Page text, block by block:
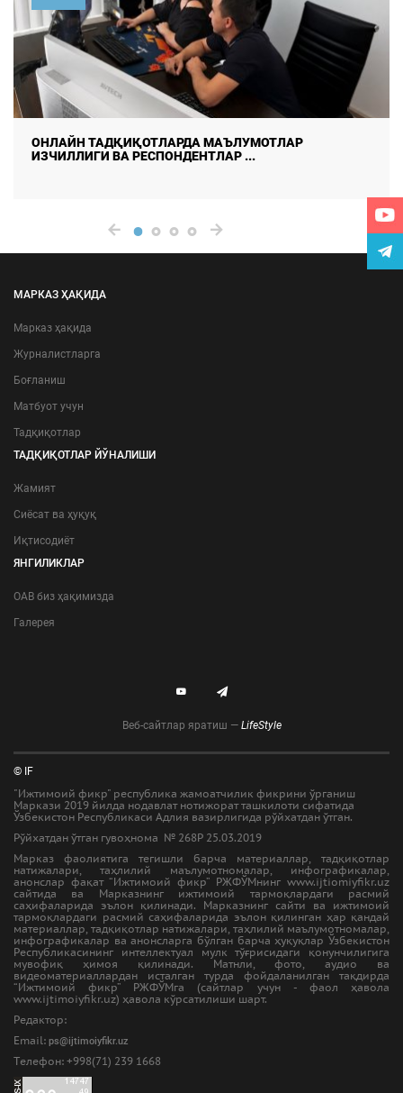
ДАЛА ТАДҚИҚОТЛАРИДА МАЪЛУМОТЛАР СИФАТИ ВА
ИШОНЧЛИЛИГИНИ ТАЪМ ...
МАРКАЗ ҲАҚИДА
Марказ ҳақида
Журналистларга
Боғланиш
Матбуот учун
Тадқиқотлар
ТАДҚИҚОТЛАР ЙЎНАЛИШИ
Жамият
Сиёсат ва ҳуқуқ
Иқтисодиёт
ЯНГИЛИКЛАР
ОАВ биз ҳақимизда
Галерея
Веб-сайтлар яратиш — LifeStyle
© IF
"Ижтимоий фикр" республика жамоатчилик фикрини ўрганиш
Маркази 2019 йилда нодавлат нотижорат ташкилоти сифатида
Ўзбекистон Республикаси Адлия вазирлигида рўйхатдан ўтган.
Рўйхатдан ўтган гувоҳнома № 268Р 25.03.2019
Марказ фаолиятига тегишли барча материаллар, тадқиқотлар
натижалари, таҳлилий маълумотномалар, инфографикалар,
анонслар фақат “Ижтимоий фикр” РЖФЎМнинг www.ijtiomiyfikr.uz
сайтида ва Марказнинг ижтимоий тармоқлардаги расмий
саҳифаларида эълон қилинади. Марказнинг сайти ва ижтимоий
тармоқлардаги расмий саҳифаларида эълон қилинган ҳар қандай
материаллар, тадқиқотлар натижалари, таҳлилий маълумотномалар,
инфографикалар ва анонсларга бўлган барча ҳуқуқлар Ўзбекистон
Республикасининг интеллектуал мулк тўғрисидаги қонунчилигига
мувофиқ ҳимоя қилинади. Матнли, фото, аудио ва
видеоматериаллардан исталган турда фойдаланилган тақдирда
“Ижтимоий фикр” РЖФЎМга (сайтлар учун - фаол ҳавола
www.ijtimoiyfikr.uz) ҳавола кўрсатилиши шарт.
Редактор:
Email: ps@ijtimoiyfikr.uz
Tелефон: +998(71) 239 1668